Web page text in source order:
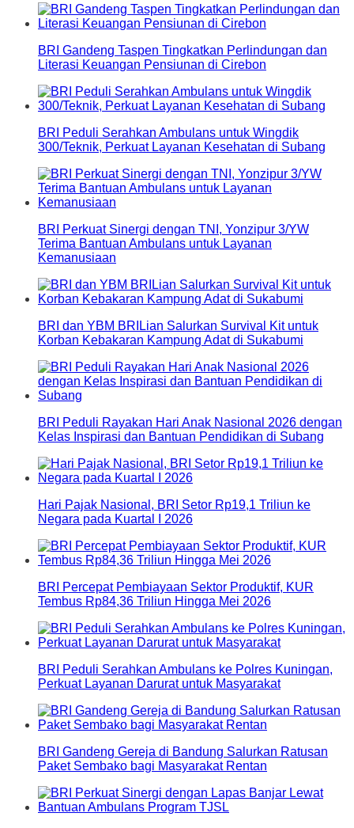
BRI Gandeng Taspen Tingkatkan Perlindungan dan
Literasi Keuangan Pensiunan di Cirebon
BRI Peduli Serahkan Ambulans untuk Wingdik
300/Teknik, Perkuat Layanan Kesehatan di Subang
BRI Perkuat Sinergi dengan TNI, Yonzipur 3/YW
Terima Bantuan Ambulans untuk Layanan
Kemanusiaan
BRI dan YBM BRILian Salurkan Survival Kit untuk
Korban Kebakaran Kampung Adat di Sukabumi
BRI Peduli Rayakan Hari Anak Nasional 2026 dengan
Kelas Inspirasi dan Bantuan Pendidikan di Subang
Hari Pajak Nasional, BRI Setor Rp19,1 Triliun ke
Negara pada Kuartal I 2026
BRI Percepat Pembiayaan Sektor Produktif, KUR
Tembus Rp84,36 Triliun Hingga Mei 2026
BRI Peduli Serahkan Ambulans ke Polres Kuningan,
Perkuat Layanan Darurat untuk Masyarakat
BRI Gandeng Gereja di Bandung Salurkan Ratusan
Paket Sembako bagi Masyarakat Rentan